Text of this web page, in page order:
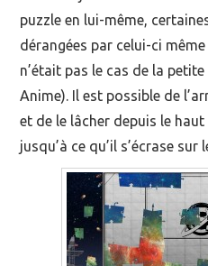
puzzle en lui-même,
dérangées par celui-ci
n’était pas le cas de la
Anime). Il est possible de
et de le lâcher depuis le
jusqu’à ce qu’il s’écrase sur